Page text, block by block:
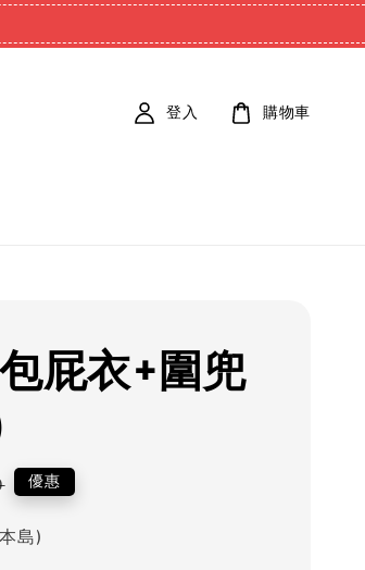
登入 購物車
屁衣+圍兜
優惠
島)